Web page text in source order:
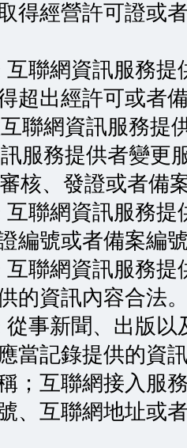
得經營許可證或
聯網資訊服務提
超出經許可或者
聯網資訊服務提
服務提供者變更
核、發證或者備
聯網資訊服務提
編號或者備案編
聯網資訊服務提
的資訊內容合法
事新聞、出版以
當記錄提供的資
；互聯網接入服
、互聯網地址或